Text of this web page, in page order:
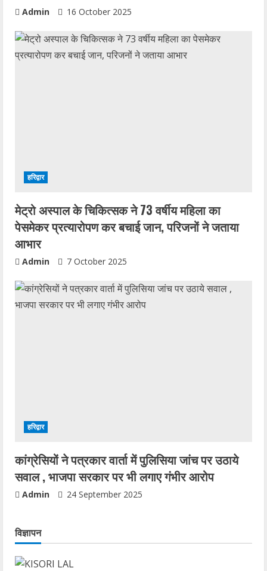
Admin 16 October 2025
हरिद्वार
मेट्रो अस्पाल के चिकित्सक ने 73 वर्षीय महिला का
पेसमेकर प्रत्यारोपण कर बचाई जान, परिजनों ने जताया
आभार
Admin 7 October 2025
हरिद्वार
कांग्रेसियों ने पत्रकार वार्ता में पुलिसिया जांच पर उठाये
सवाल , भाजपा सरकार पर भी लगाए गंभीर आरोप
Admin 24 September 2025
विज्ञापन